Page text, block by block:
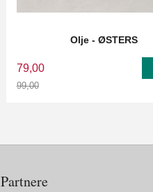
Olje - ØSTERS
79,00
99,00
Partnere